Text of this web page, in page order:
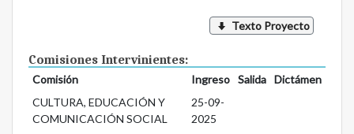
Texto Proyecto
Comisiones Intervinientes:
Comisión Ingreso Salida
Dictámen
CULTURA, EDUCACIÓN Y
COMUNICACIÓN SOCIAL
25-09-
2025